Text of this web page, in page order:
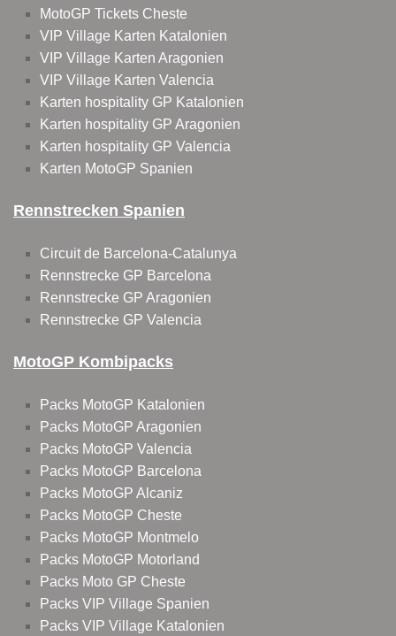
MotoGP Tickets Cheste
VIP Village Karten Katalonien
VIP Village Karten Aragonien
VIP Village Karten Valencia
Karten hospitality GP Katalonien
Karten hospitality GP Aragonien
Karten hospitality GP Valencia
Karten MotoGP Spanien
Rennstrecken Spanien
Circuit de Barcelona-Catalunya
Rennstrecke GP Barcelona
Rennstrecke GP Aragonien
Rennstrecke GP Valencia
MotoGP Kombipacks
Packs MotoGP Katalonien
Packs MotoGP Aragonien
Packs MotoGP Valencia
Packs MotoGP Barcelona
Packs MotoGP Alcaniz
Packs MotoGP Cheste
Packs MotoGP Montmelo
Packs MotoGP Motorland
Packs Moto GP Cheste
Packs VIP Village Spanien
Packs VIP Village Katalonien